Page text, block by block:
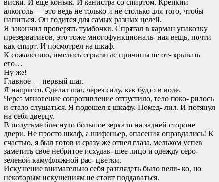
виски. И еще коньяк. И канистра со спиртом. Крепкий
алкоголь — это ведь не только и не столько для того, чтобы
напиться. Он годится для самых разных целей.
Я закончил проверять тумбочки. Спрятал в карман упаковку
презервативов, это тоже многофункциональ- ная вещь, почти
как спирт. И посмотрел на шкаф.
К сожалению, имелись серьезные причины не от- крывать
его…
Ну же!
Главное — первый шаг.
Я напрягся. Сделал шаг, через силу, как будто в воде.
Через мгновение сопротивление отпустило, тело поко- рилось
и стало слушаться. Я подошел к шкафу. Помед- лил. И потянул
на себя дверцу.
В полутьме блеснуло большое зеркало на задней стороне
двери. Не просто шкаф, а шифоньер, опасения оправдались! К
счастью, я был готов и сразу же отвел глаза, мельком успев
заметить свое небритое исхудав- шее лицо и одежду серо-
зеленой камуфляжной рас- цветки.
Искушение внимательно себя разглядеть было вели- ко, но
некоторым искушениям не стоит поддаваться.